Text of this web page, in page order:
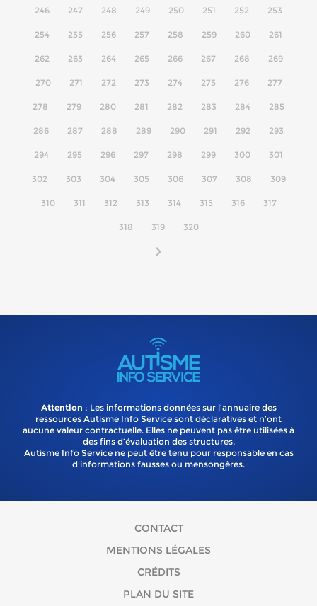
246 247 248 249 250 251 252 253
254 255 256 257 258 259 260 261
262 263 264 265 266 267 268 269
270 271 272 273 274 275 276 277
278 279 280 281 282 283 284 285
286 287 288 289 290 291 292 293
294 295 296 297 298 299 300 301
302 303 304 305 306 307 308 309
310 311 312 313 314 315 316 317
318 319 320
Attention : Les informations données sur l’annuaire des
ressources Autisme Info Service sont déclaratives et n’ont
aucune valeur contractuelle. Elles ne peuvent pas être utilisées à
des fins d’évaluation des structures.
Autisme Info Service ne peut être tenu pour responsable en cas
d'informations fausses ou mensongères.
CONTACT
MENTIONS LÉGALES
CRÉDITS
PLAN DU SITE